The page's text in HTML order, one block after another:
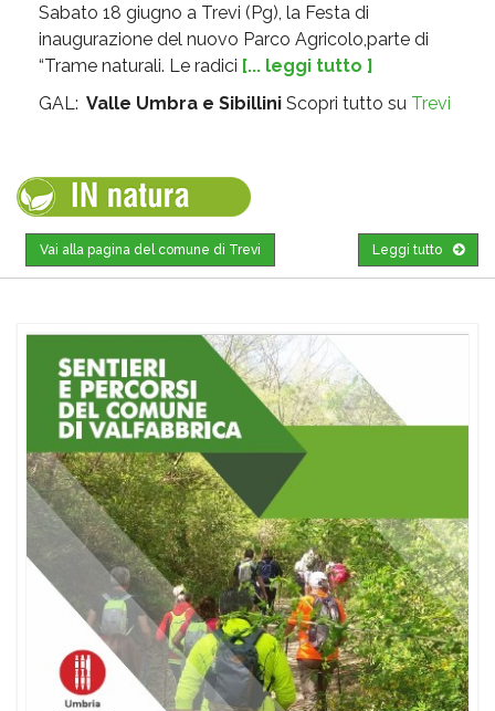
Sabato 18 giugno a Trevi (Pg), la Festa di
inaugurazione del nuovo Parco Agricolo,parte di
“Trame naturali. Le radici [... leggi tutto ]
GAL: Valle Umbra e Sibillini Scopri tutto su Trevi
Leggi tutto
Vai alla pagina del comune di Trevi